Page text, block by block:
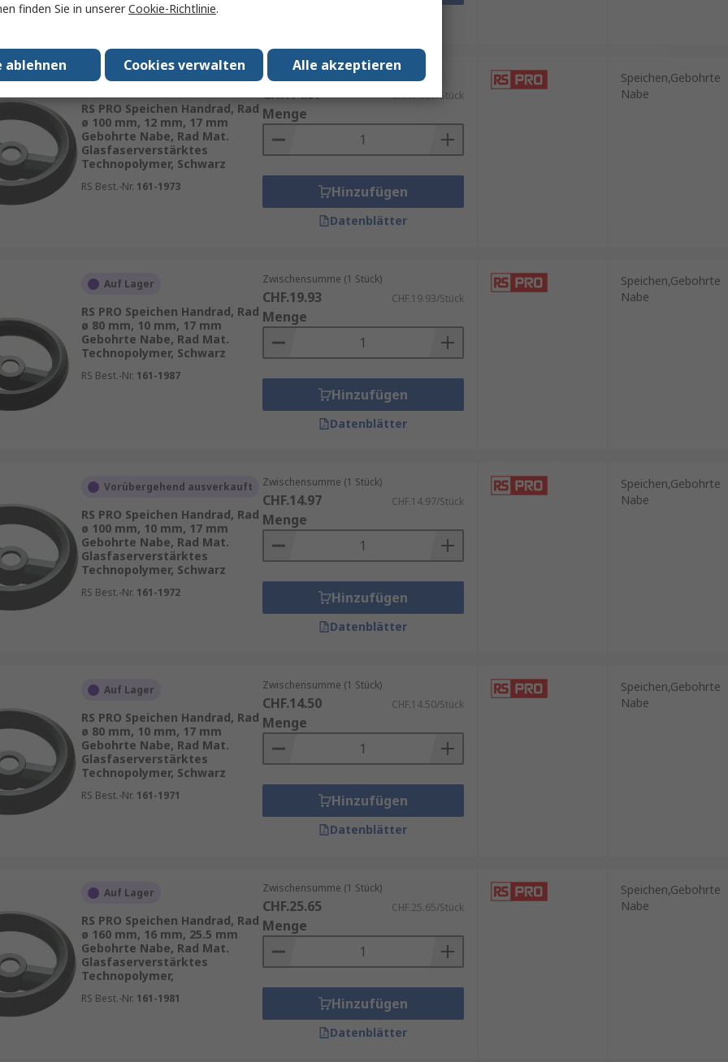
Auf Lager
RS PRO Speichen Handrad, Rad
ø 100 mm, 12 mm, 17 mm
Gebohrte Nabe, Rad Mat.
Glasfaserverstärktes
Technopolymer, Schwarz
RS Best.-Nr. 161-1973
Zwischensumme (1 Stück)
CHF.14.97 CHF.14.97/Stück
Menge
Hinzufügen
Datenblätter
Speichen,Gebohrte
Nabe
Auf Lager
RS PRO Speichen Handrad, Rad
ø 80 mm, 10 mm, 17 mm
Gebohrte Nabe, Rad Mat.
Technopolymer, Schwarz
RS Best.-Nr. 161-1987
Zwischensumme (1 Stück)
CHF.19.93 CHF.19.93/Stück
Menge
Hinzufügen
Datenblätter
Speichen,Gebohrte
Nabe
Vorübergehend ausverkauft
RS PRO Speichen Handrad, Rad
ø 100 mm, 10 mm, 17 mm
Gebohrte Nabe, Rad Mat.
Glasfaserverstärktes
Technopolymer, Schwarz
RS Best.-Nr. 161-1972
Zwischensumme (1 Stück)
CHF.14.97 CHF.14.97/Stück
Menge
Hinzufügen
Datenblätter
Speichen,Gebohrte
Nabe
Auf Lager
RS PRO Speichen Handrad, Rad
ø 80 mm, 10 mm, 17 mm
Gebohrte Nabe, Rad Mat.
Glasfaserverstärktes
Technopolymer, Schwarz
RS Best.-Nr. 161-1971
Zwischensumme (1 Stück)
CHF.14.50 CHF.14.50/Stück
Menge
Hinzufügen
Datenblätter
Speichen,Gebohrte
Nabe
Auf Lager
RS PRO Speichen Handrad, Rad
ø 160 mm, 16 mm, 25.5 mm
Gebohrte Nabe, Rad Mat.
Glasfaserverstärktes
Technopolymer,
RS Best.-Nr. 161-1981
Zwischensumme (1 Stück)
CHF.25.65 CHF.25.65/Stück
Menge
Hinzufügen
Datenblätter
Speichen,Gebohrte
Nabe
finden Sie in unsererCookie-Richtlinie.
Alle akzeptieren
Cookies verwalten
ablehnen